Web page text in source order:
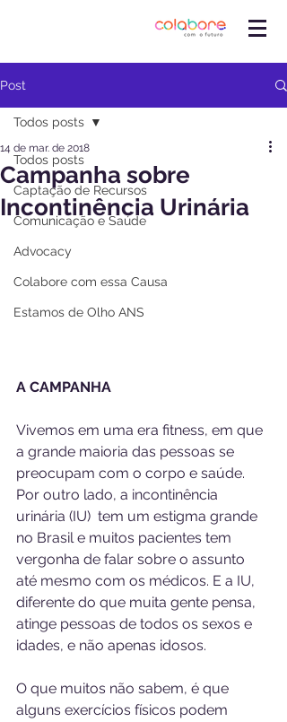
Post
Todos posts
Captação de Recursos
Comunicação e Saúde
Advocacy
Colabore com essa Causa
Estamos de Olho ANS
Todos posts
Campanha sobre
Incontinência Urinária
14 de mar. de 2018
A CAMPANHA
Vivemos em uma era fitness, em que
a grande maioria das pessoas se
preocupam com o corpo e saúde.
Por outro lado, a incontinência
urinária (IU)  tem um estigma grande
no Brasil e muitos pacientes tem
vergonha de falar sobre o assunto
até mesmo com os médicos. E a IU,
diferente do que muita gente pensa,
atinge pessoas de todos os sexos e
idades, e não apenas idosos.
O que muitos não sabem, é que
alguns exercícios físicos podem